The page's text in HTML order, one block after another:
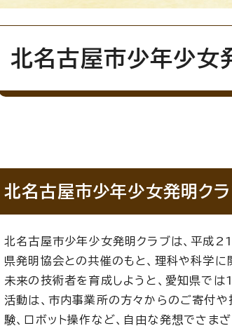
北名古屋市少年少女
北名古屋市少年少女発明ク
北名古屋市少年少女発明クラブは、平成
県発明協会との共催のもと、理科や科学に
未来の技術者を育成しようと、愛知県では
活動は、市内事業所の方々からのご寄付
験、ロボット操作など、自由な発想でさま